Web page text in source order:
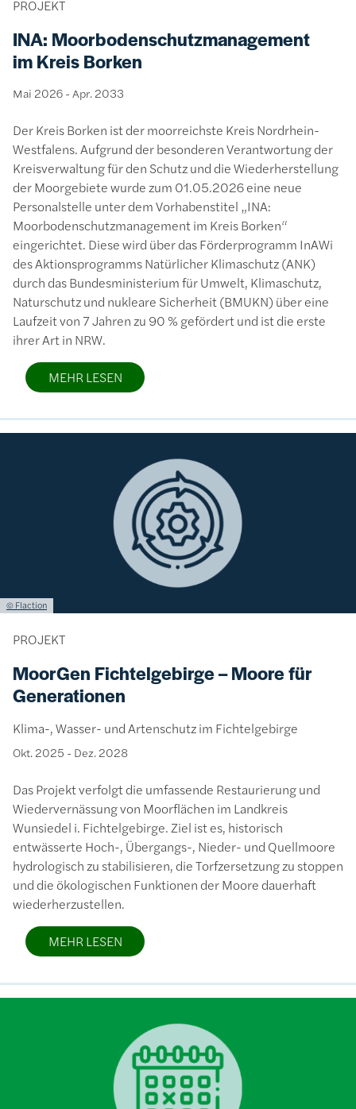
PROJEKT
INA: Moorbodenschutzmanagement
im Kreis Borken
Mai 2026 - Apr. 2033
Der Kreis Borken ist der moorreichste Kreis Nordrhein-
Westfalens. Aufgrund der besonderen Verantwortung der
Kreisverwaltung für den Schutz und die Wiederherstellung
der Moorgebiete wurde zum 01.05.2026 eine neue
Personalstelle unter dem Vorhabenstitel „INA:
Moorbodenschutzmanagement im Kreis Borken“
eingerichtet. Diese wird über das Förderprogramm InAWi
des Aktionsprogramms Natürlicher Klimaschutz (ANK)
durch das Bundesministerium für Umwelt, Klimaschutz,
Naturschutz und nukleare Sicherheit (BMUKN) über eine
Laufzeit von 7 Jahren zu 90 % gefördert und ist die erste
ihrer Art in NRW.
MEHR LESEN
Lizenzinformationen einschließlich Urheberrecht
© Flaction
PROJEKT
MoorGen Fichtelgebirge – Moore für
Generationen
Klima-, Wasser- und Artenschutz im Fichtelgebirge
Okt. 2025 - Dez. 2028
Das Projekt verfolgt die umfassende Restaurierung und
Wiedervernässung von Moorflächen im Landkreis
Wunsiedel i. Fichtelgebirge. Ziel ist es, historisch
entwässerte Hoch-, Übergangs-, Nieder- und Quellmoore
hydrologisch zu stabilisieren, die Torfzersetzung zu stoppen
und die ökologischen Funktionen der Moore dauerhaft
wiederherzustellen.
MEHR LESEN